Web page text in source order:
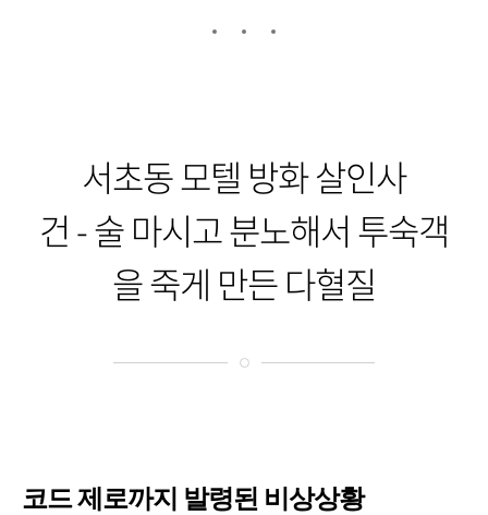
서초동 모텔 방화 살인사
건 - 술 마시고 분노해서 투숙객
을 죽게 만든 다혈질
코드 제로까지 발령된 비상상황